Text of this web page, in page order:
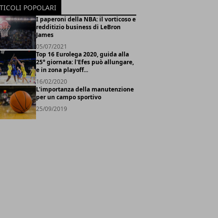
POPOLARI
I paperoni della NBA: il vorticoso e
redditizio business di LeBron
James
05/07/2021
Top 16 Eurolega 2020, guida alla
25° giornata: l'Efes può allungare,
e in zona playoff...
16/02/2020
L'importanza della manutenzione
per un campo sportivo
25/09/2019